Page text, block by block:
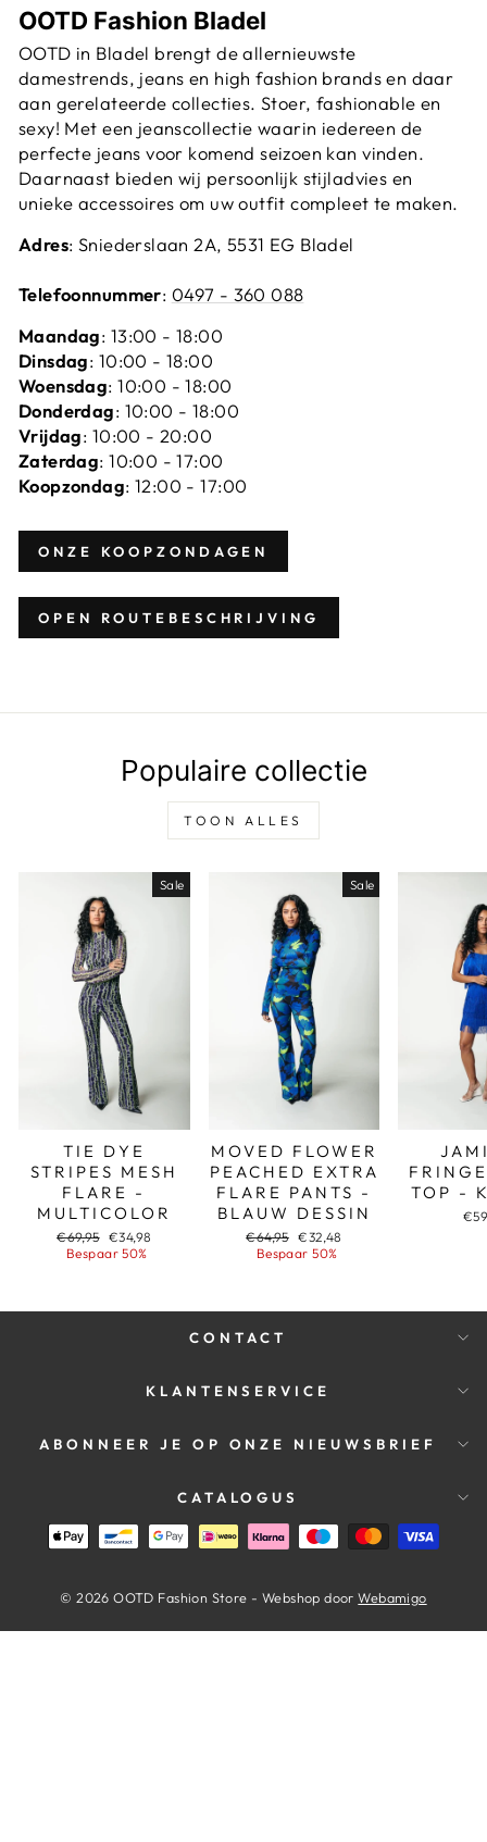
OOTD Fashion Bladel
OOTD in Bladel brengt de allernieuwste
damestrends, jeans en high fashion brands en daar
aan gerelateerde collecties. Stoer, fashionable en
sexy! Met een jeanscollectie waarin iedereen de
perfecte jeans voor komend seizoen kan vinden.
Daarnaast bieden wij persoonlijk stijladvies en
unieke accessoires om uw outfit compleet te maken.
Adres: Sniederslaan 2A, 5531 EG Bladel
Telefoonnummer: 0497 - 360 088
Maandag: 13:00 - 18:00
Dinsdag: 10:00 - 18:00
Woensdag: 10:00 - 18:00
Donderdag: 10:00 - 18:00
Vrijdag: 10:00 - 20:00
Zaterdag: 10:00 - 17:00
Koopzondag: 12:00 - 17:00
ONZE KOOPZONDAGEN
OPEN ROUTEBESCHRIJVING
Populaire collectie
TOON ALLES
Sale
TIE DYE
STRIPES MESH
FLARE -
MULTICOLOR
Adviesprijs
€69,95 Aanbiedingsprijs
€34,98
Bespaar 50%
Sale
MOVED FLOWER
PEACHED EXTRA
FLARE PANTS -
BLAUW DESSIN
Adviesprijs
€64,95 Aanbiedingsprijs
€32,48
Bespaar 50%
TOP -
CONTACT
KLANTENSERVICE
ABONNEER JE OP ONZE NIEUWSBRIEF
CATALOGUS
© 2026 OOTD Fashion Store - Webshop doorWebamigo